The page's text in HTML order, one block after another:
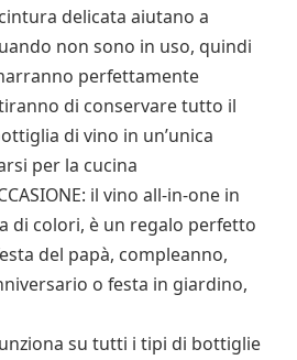
delicata aiutano a
non sono in uso, quindi
perfettamente
di conservare tutto il
di vino in un’unica
per la cucina
il vino all-in-one in
di colori, è un regalo perfetto
del papà, compleanno,
o festa in giardino,
su tutti i tipi di bottiglie